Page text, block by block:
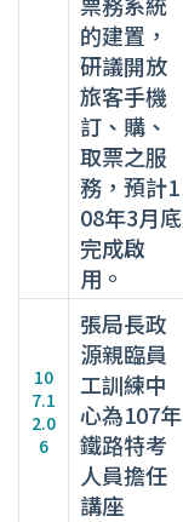
的建置，
研議開放
旅客手機
訂、購、
取票之服
務，預計1
08年3月底
完成啟
用。
10
7.1
2.0
6
張局長政
源親臨員
工訓練中
心為107年
鐵路特考
人員擔任
講座